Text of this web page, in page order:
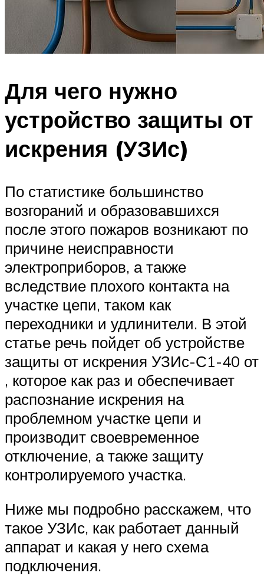
Для чего нужно
устройство защиты от
искрения (УЗИс)
По статистике большинство
возгораний и образовавшихся
после этого пожаров возникают по
причине неисправности
электроприборов, а также
вследствие плохого контакта на
участке цепи, таком как
переходники и удлинители. В этой
статье речь пойдет об устройстве
защиты от искрения УЗИс-С1-40 от
, которое как раз и обеспечивает
распознание искрения на
проблемном участке цепи и
производит своевременное
отключение, а также защиту
контролируемого участка.
Ниже мы подробно расскажем, что
такое УЗИс, как работает данный
аппарат и какая у него схема
подключения.